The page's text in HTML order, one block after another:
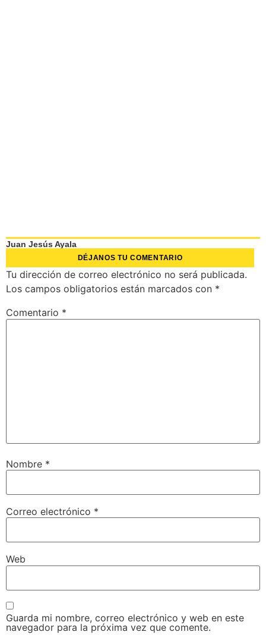
Juan Jesús Ayala
DÉJANOS TU COMENTARIO
Tu dirección de correo electrónico no será publicada.
Los campos obligatorios están marcados con *
Comentario *
Nombre *
Correo electrónico *
Web
Guarda mi nombre, correo electrónico y web en este
navegador para la próxima vez que comente.